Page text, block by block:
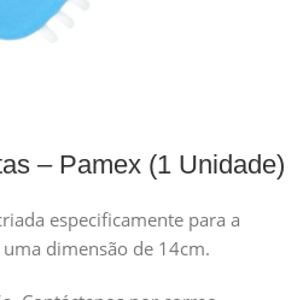
– Pamex (1 Unidade)
especificamente para a
dimensão de 14cm.